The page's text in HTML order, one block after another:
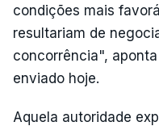
condições mais
resultariam de
concorrência",
enviado hoje.
Aquela autoridade